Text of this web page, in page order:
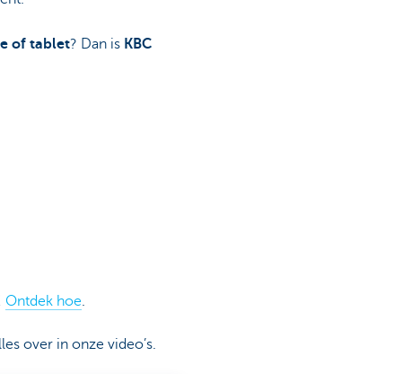
of tablet? Dan is KBC
Ontdek hoe.
over in onze video’s.